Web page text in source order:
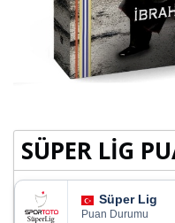
SÜPER LİG
Süper Lig
Puan Durumu